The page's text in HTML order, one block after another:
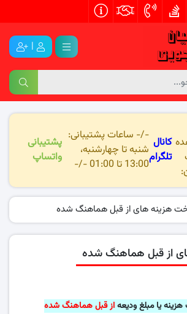
|
کانال
تلگرام
-/- ساعات پشتیبانی:
شنبه تا چهارشنبه،
13:00 تا 01:00 -/-
پشتیبانی
واتساپ
هزینه های از قبل هماهنگ شده
از قبل هماهنگ شده
یا مبلغ ودیعهاز قبل هماهنگ شده